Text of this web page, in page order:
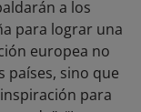
a los
para lograr una
europea no
países, sino que
para